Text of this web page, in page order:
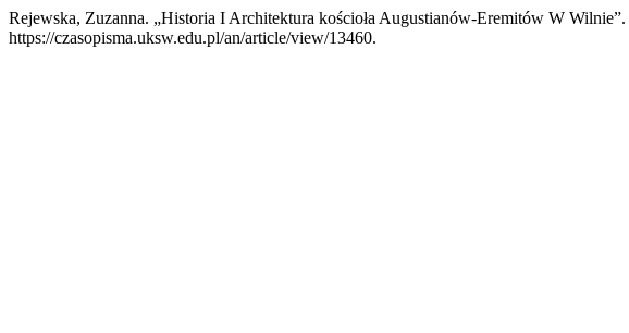
Rejewska, Zuzanna. „Historia I Architektura kościoła Augustianów-Eremitów W Wilnie”.
https://czasopisma.uksw.edu.pl/an/article/view/13460.